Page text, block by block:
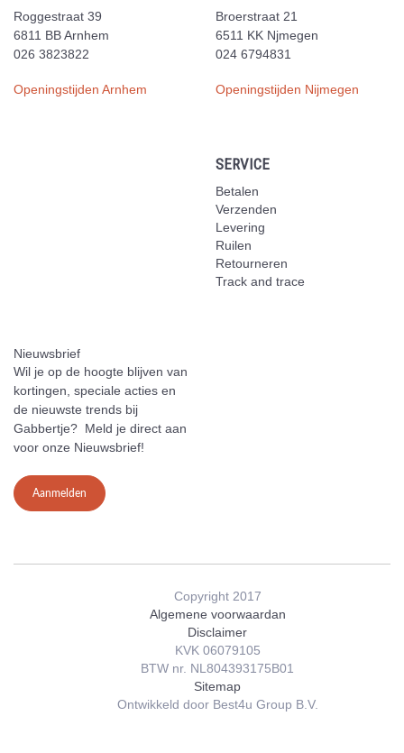
Roggestraat 39
6811 BB Arnhem
026 3823822
Openingstijden Arnhem
Broerstraat 21
6511 KK Njmegen
024 6794831
Openingstijden Nijmegen
SERVICE
Betalen
Verzenden
Levering
Ruilen
Retourneren
Track and trace
Nieuwsbrief
Wil je op de hoogte blijven van
kortingen, speciale acties en
de nieuwste trends bij
Gabbertje? Meld je direct aan
voor onze Nieuwsbrief!
Aanmelden
Copyright 2017
Algemene voorwaardan
Disclaimer
KVK 06079105
BTW nr. NL804393175B01
Sitemap
Ontwikkeld door Best4u Group B.V.